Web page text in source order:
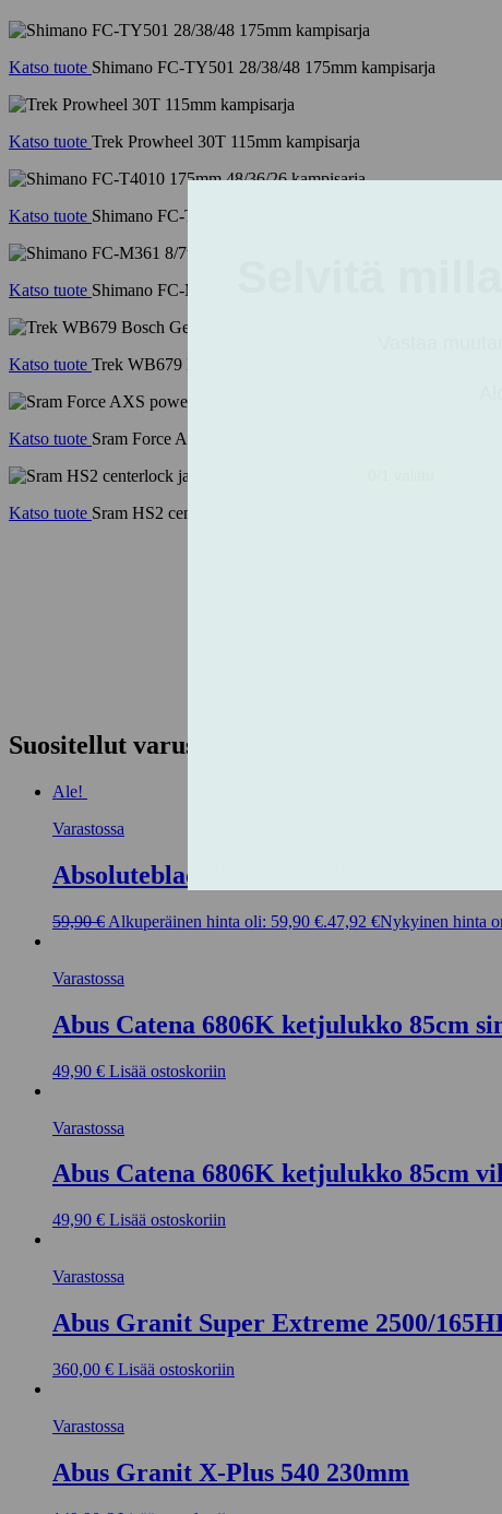
Katso tuote Shimano FC-TY501 28/38/48 175mm kampisarja
Katso tuote Trek Prowheel 30T 115mm kampisarja
Katso tuote Shimano FC-T4010 175mm 48/36/26 kampisarja
Katso tuote Shimano FC-M361 8/7v kampisarja
Katso tuote Trek WB679 Bosch Gen 3 eturatas 32T
Katso tuote Sram Force AXS power meter DUB 50/37T 172,5mm
Katso tuote Sram HS2 centerlock jarrulevy
Suositellut varusteet
Ale!
Varastossa
Absoluteblack XX1, X01, X1, Force/
59,90€ Alkuperäinen hinta oli: 59,90 €.47,92 €Nykyinen hinta
Varastossa
Abus Catena 6806K ketjulukko 85cm
49,90 € Lisää ostoskoriin
Varastossa
Abus Catena 6806K ketjulukko 85cm
49,90 € Lisää ostoskoriin
Varastossa
Abus Granit Super Extreme 2500/
360,00 € Lisää ostoskoriin
Varastossa
Abus Granit X-Plus 540 230mm